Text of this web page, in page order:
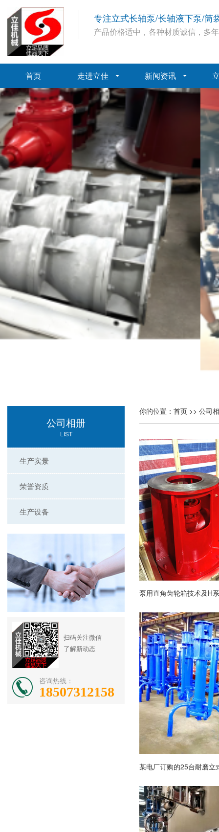
专注立式长轴泵/长轴液下泵/筒
产品价格适中，各种材质诚信，
首页 走进立佳 新闻资讯
公司相册
LIST
生产实景
荣誉资质
生产设备
扫码关注微信
了解新动态
咨询热线：
18507312158
你的位置： 首页 >> 公司